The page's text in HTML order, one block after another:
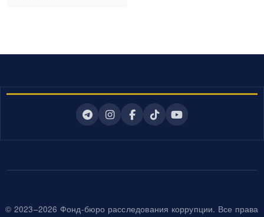
© 2023–2026 Фонд-бюро расследования коррупции. Все права